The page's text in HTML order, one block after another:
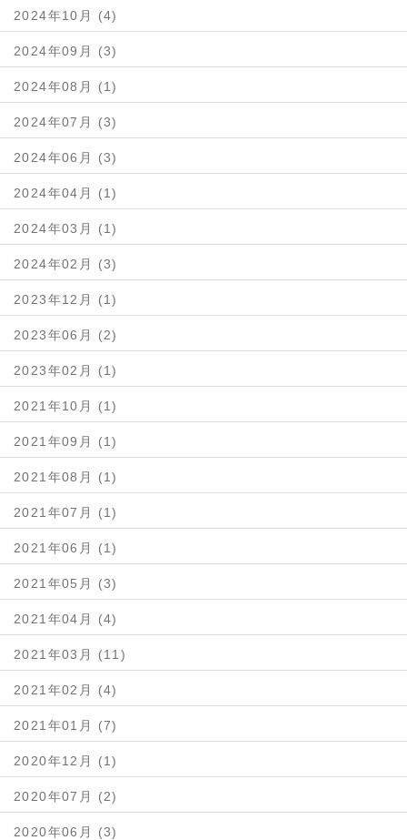
2024年10月 (4)
2024年09月 (3)
2024年08月 (1)
2024年07月 (3)
2024年06月 (3)
2024年04月 (1)
2024年03月 (1)
2024年02月 (3)
2023年12月 (1)
2023年06月 (2)
2023年02月 (1)
2021年10月 (1)
2021年09月 (1)
2021年08月 (1)
2021年07月 (1)
2021年06月 (1)
2021年05月 (3)
2021年04月 (4)
2021年03月 (11)
2021年02月 (4)
2021年01月 (7)
2020年12月 (1)
2020年07月 (2)
2020年06月 (3)